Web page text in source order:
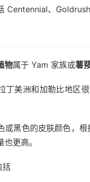
Centennial、
物属于 Yam 家族或薯
丁美洲和加勒比地区
或黑色的皮肤颜色，
更高。
括